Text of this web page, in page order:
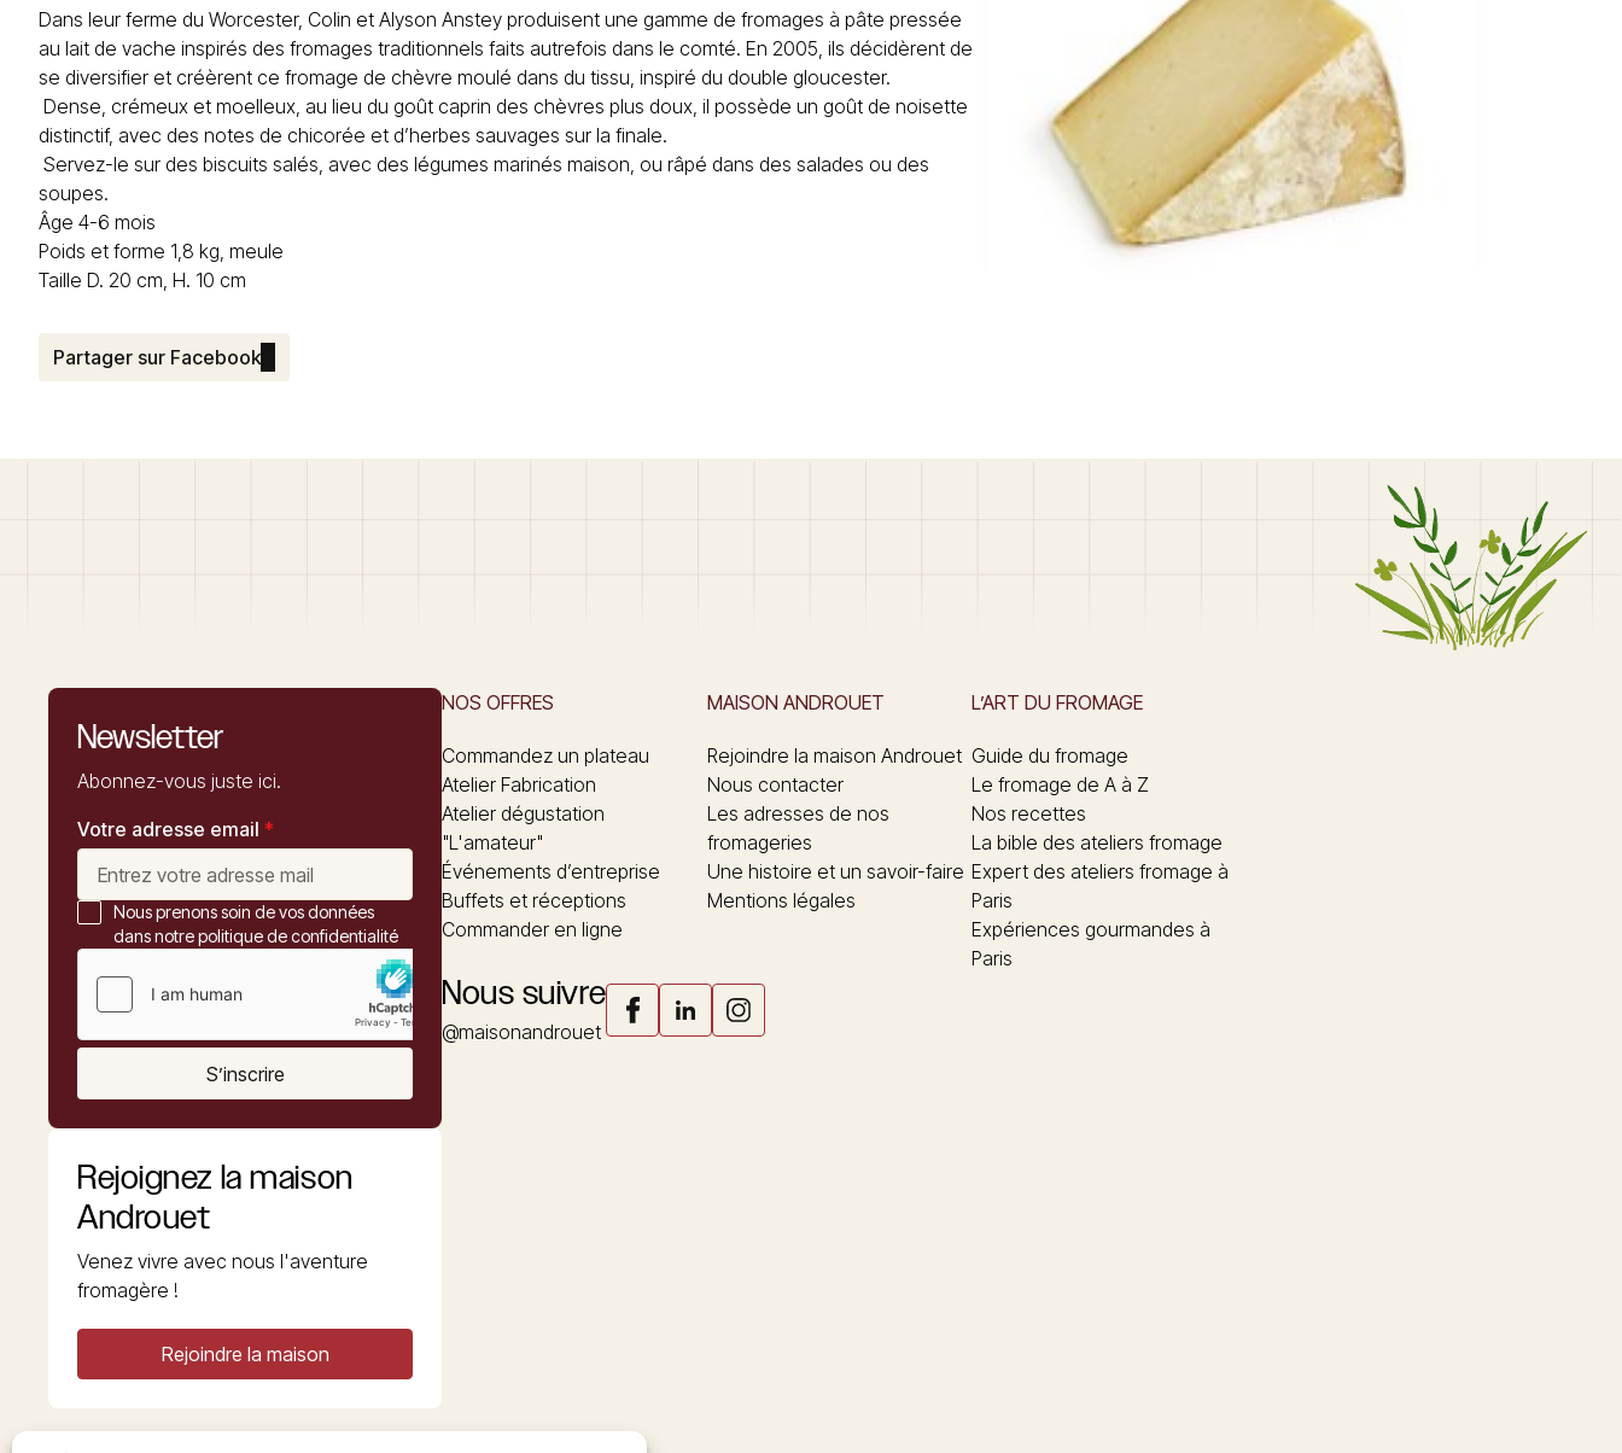
Dans leur ferme du Worcester, Colin et Alyson Anstey produisent une gamme de fromages à pâte pressée
au lait de vache inspirés des fromages traditionnels faits autrefois dans le comté. En 2005, ils décidèrent de
se diversifier et créèrent ce fromage de chèvre moulé dans du tissu, inspiré du double gloucester.
Dense, crémeux et moelleux, au lieu du goût caprin des chèvres plus doux, il possède un goût de noisette
distinctif, avec des notes de chicorée et d’herbes sauvages sur la finale.
Servez-le sur des biscuits salés, avec des légumes marinés maison, ou râpé dans des salades ou des
soupes.
Âge 4-6 mois
Poids et forme 1,8 kg, meule
Taille D. 20 cm, H. 10 cm
Partager sur Facebook
Newsletter
Abonnez-vous juste ici.
Votre adresse email *
Nous prenons soin de vos données
dans notre politique de confidentialité
S’inscrire
Rejoignez la maison
Androuet
Venez vivre avec nous l'aventure
fromagère !
Rejoindre la maison
NOS OFFRES
Commandez un plateau
Atelier Fabrication
Atelier dégustation
"L'amateur"
Événements d’entreprise
Buffets et réceptions
Commander en ligne
MAISON ANDROUET
Rejoindre la maison Androuet
Nous contacter
Les adresses de nos
fromageries
Une histoire et un savoir-faire
Mentions légales
L’ART DU FROMAGE
Guide du fromage
Le fromage de A à Z
Nos recettes
La bible des ateliers fromage
Expert des ateliers fromage à
Paris
Expériences gourmandes à
Paris
Nous suivre
@maisonandrouet